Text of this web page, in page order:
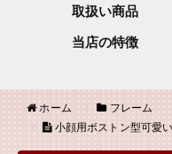
取扱い商品
当店の特徴
ホーム
フレーム
小顔用ボストン型可愛